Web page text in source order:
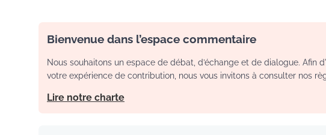
Bienvenue dans l’espace commentaire
Nous souhaitons un espace de débat, d’échange et de dialogue.
votre expérience de contribution, nous vous invitons à consulter nos
Lire notre charte